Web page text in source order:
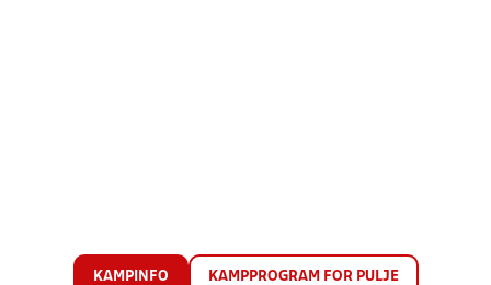
KAMPINFO KAMPPROGRAM FOR PULJE